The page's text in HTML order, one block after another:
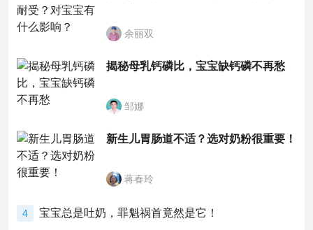
余丽双
揭秘母乳钙磷比，宝宝缺钙磷不再愁
邹娜
新生儿胃肠道不适？选对奶粉很重要！
蒋春玲
4 宝宝总是吐奶，罪魁祸首竟然是它！